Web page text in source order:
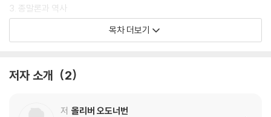
3. 종말론과 역사
4. 그리스도 안의 지식
5. 자유와 실재
7. 그리스도의 권위
목차 더보기
저자 소개 2
저 올리버 오도너번